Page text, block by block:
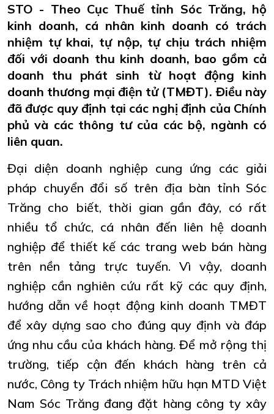
STO - Theo Cục Thuế tỉnh Sóc Trăng, hộ
kinh doanh, cá nhân kinh doanh có trách
nhiệm tự khai, tự nộp, tự chịu trách nhiệm
đối với doanh thu kinh doanh, bao gồm cả
doanh thu phát sinh từ hoạt động kinh
doanh thương mại điện tử (TMĐT). Điều này
đã được quy định tại các nghị định của Chính
phủ và các thông tư của các bộ, ngành có
liên quan.
Đại diện doanh nghiệp cung ứng các giải
pháp chuyển đổi số trên địa bàn tỉnh Sóc
Trăng cho biết, thời gian gần đây, có rất
nhiều tổ chức, cá nhân đến liên hệ doanh
nghiệp để thiết kế các trang web bán hàng
trên nền tảng trực tuyến. Vì vậy, doanh
nghiệp cần nghiên cứu rất kỹ các quy định,
hướng dẫn về hoạt động kinh doanh TMĐT
để xây dựng sao cho đúng quy định và đáp
ứng nhu cầu của khách hàng. Để mở rộng thị
trường, tiếp cận đến khách hàng trên cả
nước, Công ty Trách nhiệm hữu hạn MTD Việt
Nam Sóc Trăng đang đặt hàng công ty xây